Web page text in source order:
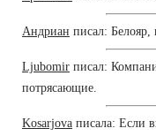
Андриан писал: Белояр,
Ljubomir писал:
потрясающие.
Kosarjova писала: Если